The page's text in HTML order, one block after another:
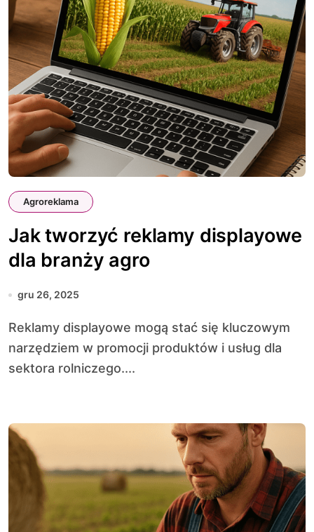
Agroreklama
Jak tworzyć reklamy displayowe
dla branży agro
gru 26, 2025
Reklamy displayowe mogą stać się kluczowym
narzędziem w promocji produktów i usług dla
sektora rolniczego....